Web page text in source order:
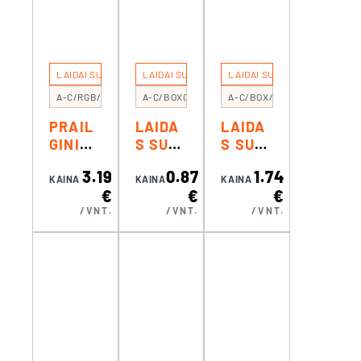
LAIDAI SU JUNGTIMIS
A-C/RGB/BOX2X2
PRAIL
GINIMA
GREIT
JUNGT
IMIS
KAINA 3.19
€
/VNT.
LAIDAI SU JUNGTIMIS
A-C/BOX0,3
LAIDA
S SU
A
MAITI
KAINA0.87
€
/VNT.
LAIDAI SU JUNGTIMIS
A-C/BOX/H 0,3
LAIDA
S SU
A
MAITI
KAINA 1.74
€
/VNT.